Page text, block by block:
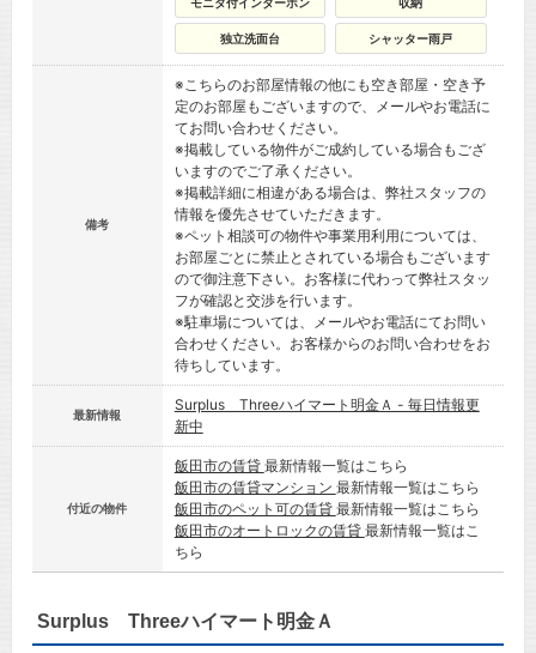
独立洗面台 シャッター雨戸
備考
※こちらのお部屋情報の他にも空き部屋・空き予
定のお部屋もございますので、メールやお電話に
てお問い合わせください。
※掲載している物件がご成約している場合もござ
いますのでご了承ください。
※掲載詳細に相違がある場合は、弊社スタッフの
情報を優先させていただきます。
※ペット相談可の物件や事業用利用については、
お部屋ごとに禁止とされている場合もございます
ので御注意下さい。お客様に代わって弊社スタッ
フが確認と交渉を行います。
※駐車場については、メールやお電話にてお問い
合わせください。お客様からのお問い合わせをお
待ちしています。
最新情報
Surplus Threeハイマート明金Ａ - 毎日情報更
新中
付近の物件
飯田市の賃貸 最新情報一覧はこちら
飯田市の賃貸マンション 最新情報一覧はこちら
飯田市のペット可の賃貸 最新情報一覧はこちら
飯田市のオートロックの賃貸 最新情報一覧はこ
ちら
Surplus Threeハイマート明金Ａ